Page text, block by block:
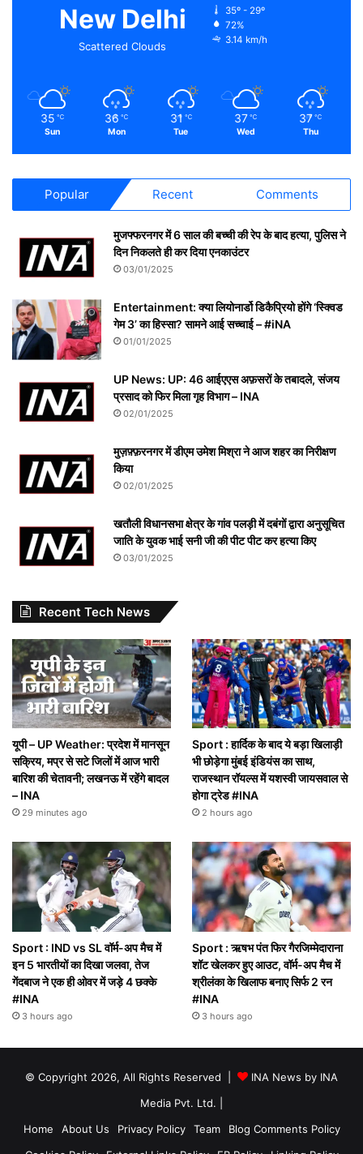
New Delhi
Scattered Clouds
35º - 29º
72%
3.14 km/h
35 ℃
Sun
36 ℃
Mon
31 ℃
Tue
37 ℃
Wed
37 ℃
Thu
Popular Recent Comments
मुजफ्फरनगर में 6 साल की बच्ची की रेप के बाद हत्या, पुलिस ने
दिन निकलते ही कर दिया एनकाउंटर
03/01/2025
Entertainment: क्या लियोनार्डो डिकैप्रियो होंगे ‘स्क्विड
गेम 3’ का हिस्सा? सामने आई सच्चाई – #iNA
01/01/2025
UP News: UP: 46 आईएएस अफ़सरों के तबादले, संजय
प्रसाद को फिर मिला गृह विभाग – INA
02/01/2025
मुज़फ़्फ़रनगर में डीएम उमेश मिश्रा ने आज शहर का निरीक्षण
किया
02/01/2025
खतौली विधानसभा क्षेत्र के गांव पलड़ी में दबंगों द्वारा अनुसूचित
जाति के युवक भाई सनी जी की पीट पीट कर हत्या किए
03/01/2025
Recent Tech News
यूपी – UP Weather: प्रदेश में मानसून
सक्रिय, मप्र से सटे जिलों में आज भारी
बारिश की चेतावनी; लखनऊ में रहेंगे बादल
– INA
29 minutes ago
Sport : हार्दिक के बाद ये बड़ा खिलाड़ी
भी छोड़ेगा मुंबई इंडियंस का साथ,
राजस्थान रॉयल्स में यशस्वी जायसवाल से
होगा ट्रेड #INA
2 hours ago
Sport : IND vs SL वॉर्म-अप मैच में
इन 5 भारतीयों का दिखा जलवा, तेज
गेंदबाज ने एक ही ओवर में जड़े 4 छक्के
#INA
3 hours ago
Sport : ऋषभ पंत फिर गैरजिम्मेदाराना
शॉट खेलकर हुए आउट, वॉर्म-अप मैच में
श्रीलंका के खिलाफ बनाए सिर्फ 2 रन
#INA
3 hours ago
© Copyright 2026, All Rights Reserved |
INA News by INA
Media Pvt. Ltd.
Home
About Us Privacy Policy Team
Blog Comments Policy